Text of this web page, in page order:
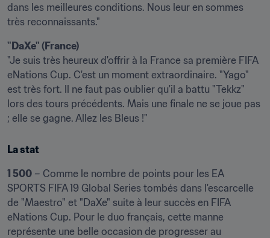
dans les meilleures conditions. Nous leur en sommes
très reconnaissants."
"DaXe" (France)
"Je suis très heureux d'offrir à la France sa première FIFA
eNations Cup. C'est un moment extraordinaire. "Yago"
est très fort. Il ne faut pas oublier qu'il a battu "Tekkz"
lors des tours précédents. Mais une finale ne se joue pas
; elle se gagne. Allez les Bleus !"
La stat
1 500 – Comme le nombre de points pour les EA
SPORTS FIFA 19 Global Series tombés dans l'escarcelle
de "Maestro" et "DaXe" suite à leur succès en FIFA
eNations Cup. Pour le duo français, cette manne
représente une belle occasion de progresser au